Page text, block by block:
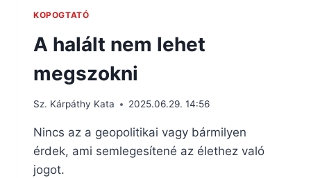
KOPOGTATÓ
A halált nem lehet
megszokni
Sz. Kárpáthy Kata 2025.06.29. 14:56
Nincs az a geopolitikai vagy bármilyen
érdek, ami semlegesítené az élethez való
jogot.